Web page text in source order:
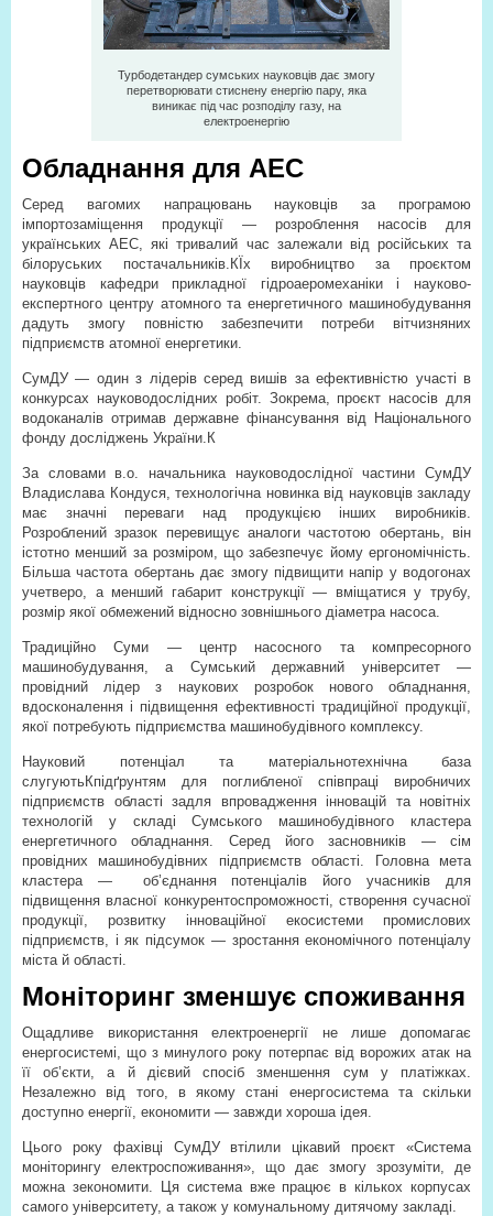
Турбодетандер сумських науковців дає змогу
перетворювати стиснену енергію пару, яка
виникає під час розподілу газу, на
електроенергію
Обладнання для АЕС
Серед вагомих напрацювань науковців за програмою
імпортозаміщення продукції — розроблення насосів для
українських АЕС, які тривалий час залежали від російських та
білоруських постачальників.КЇх виробництво за проєктом
науковців кафедри прикладної гідроаеромеханіки і науково­
експертного центру атомного та енергетичного машинобудування
дадуть змогу повністю забезпечити потреби вітчизняних
підприємств атомної енергетики.
СумДУ — один з лідерів серед вишів за ефективністю участі в
конкурсах науково­дослідних робіт. Зокрема, проєкт насосів для
водоканалів отримав державне фінансування від Національного
фонду досліджень України.К
За словами в.о. начальника науково­дослідної частини СумДУ
Владислава Кондуся, технологічна новинка від науковців закладу
має значні переваги над продукцією інших виробників.
Розроблений зразок перевищує аналоги частотою обертань, він
істотно менший за розміром, що забезпечує йому ергономічність.
Більша частота обертань дає змогу підвищити напір у водогонах
учетверо, а менший габарит конструкції — вміщатися у трубу,
розмір якої обмежений відносно зовнішнього діаметра насоса.
Традиційно Суми — центр насосного та компресорного
машинобудування, а Сумський державний університет —
провідний лідер з наукових розробок нового обладнання,
вдосконалення і підвищення ефективності традиційної продукції,
якої потребують підприємства машинобудівного комплексу.
Науковий потенціал та матеріально­технічна база
слугуютьКпідґрунтям для поглибленої співпраці виробничих
підприємств області задля впровадження інновацій та новітніх
технологій у складі Сумського машинобудівного кластера
енергетичного обладнання. Серед його засновників — сім
провідних машинобудівних підприємств області. Головна мета
кластера —
об’єднання потенціалів його учасників для
підвищення власної конкурентоспроможності, створення сучасної
продукції, розвитку інноваційної екосистеми промислових
підприємств, і як підсумок — зростання економічного потенціалу
міста й області.
Моніторинг зменшує споживання
Ощадливе використання електроенергії не лише допомагає
енергосистемі, що з минулого року потерпає від ворожих атак на
її об’єкти, а й дієвий спосіб зменшення сум у платіжках.
Незалежно від того, в якому стані енергосистема та скільки
доступно енергії, економити — завжди хороша ідея.
Цього року фахівці СумДУ втілили цікавий проєкт «Система
моніторингу електроспоживання», що дає змогу зрозуміти, де
можна зекономити. Ця система вже працює в кількох корпусах
самого університету, а також у комунальному дитячому закладі.